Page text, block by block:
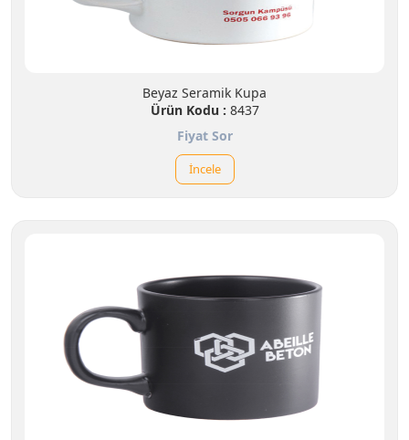
Beyaz Seramik Kupa
Ürün Kodu : 8437
Fiyat Sor
İncele